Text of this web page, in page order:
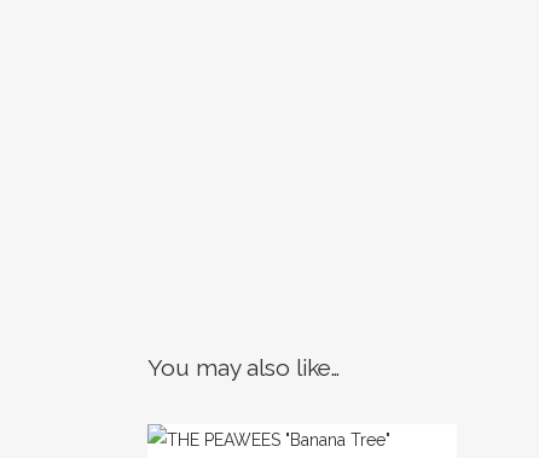
You may also like…